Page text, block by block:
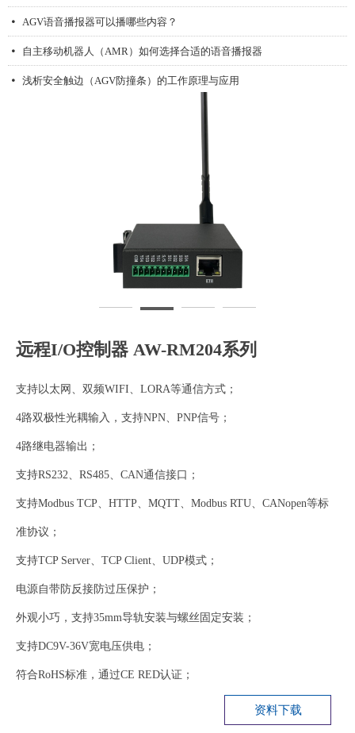
资料下载
远程I/O控制器 AW-RM204系列
支持以太网、双频WIFI、LORA等通信方式；
4路双极性光耦输入，支持NPN、PNP信号；
4路继电器输出；
支持RS232、RS485、CAN通信接口；
支持Modbus TCP、HTTP、MQTT、Modbus RTU、CANopen等标
准协议；
支持TCP Server、TCP Client、UDP模式；
电源自带防反接防过压保护；
外观小巧，支持35mm导轨安装与螺丝固定安装；
支持DC9V-36V宽电压供电；
符合RoHS标准，通过CE RED认证；
넸 AGV语音播报器可以播哪些内容？
넸 自主移动机器人（AMR）如何选择合适的语音播报器
넸 浅析安全触边（AGV防撞条）的工作原理与应用